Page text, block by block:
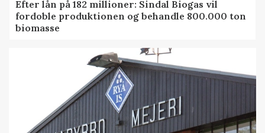
Efter lån på 182 millioner: Sindal Biogas vil
fordoble produktionen og behandle 800.000 ton
biomasse